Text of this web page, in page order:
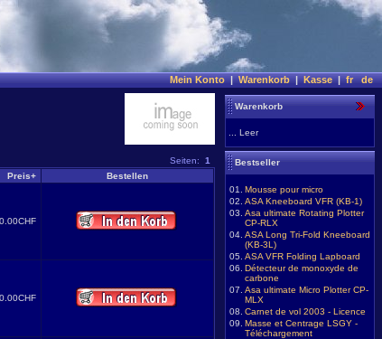
Mein Konto|Warenkorb|Kasse|fr de
Seiten: 1
Preis+ Bestellen
0.00CHF
0.00CHF
Warenkorb
... Leer
Bestseller
01.
Mousse pour micro
02. ASA Kneeboard VFR (KB-1)
03. Asa ultimate Rotating Plotter
CP-RLX
04. ASA Long Tri-Fold Kneeboard
(KB-3L)
05. ASA VFR Folding Lapboard
06. Détecteur de monoxyde de
carbone
07. Asa ultimate Micro Plotter CP-
MLX
08. Carnet de vol 2003 - Licence
09. Masse et Centrage LSGY -
Téléchargement